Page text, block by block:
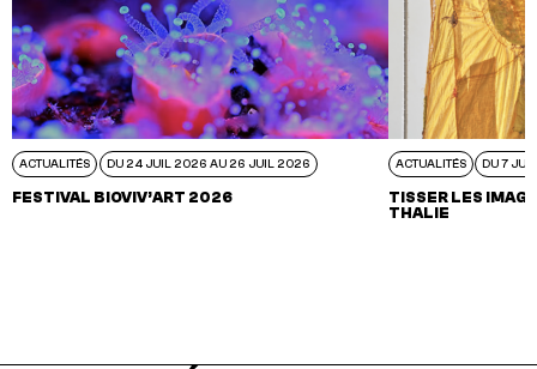
ACTUALITÉS DU 24 JUIL 2026 AU 26 JUIL 2026
FESTIVAL BIOVIV’ART 2026
ACTUALITÉS DU 7
TISSER LES
THALIE